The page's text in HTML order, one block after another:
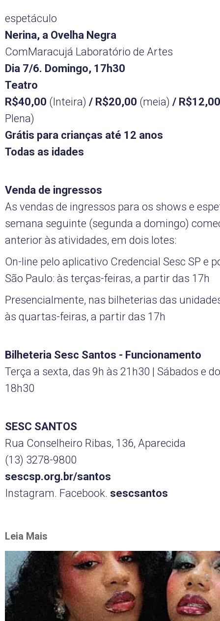
espetáculo
Nerina, a Ovelha Negra
ComMaracujá Laboratório de Artes
Dia 7/6. Domingo, 17h30
Teatro
R$40,00 (Inteira) / R$20,00 (meia) / R$12,00
Plena)
Grátis para crianças até 12 anos
Todas as idades
Venda de ingressos
As vendas de ingressos para os shows e
semana seguinte (segunda a domingo)
anterior às atividades, em dois lotes:
On-line pelo aplicativo Credencial Sesc SP e
São Paulo: às terças-feiras, a partir das 17h
Presencialmente, nas bilheterias das
às quartas-feiras, a partir das 17h
Bilheteria Sesc Santos - Funcionamento
Terça a sexta, das 9h às 21h30 | Sábados e
18h30
SESC SANTOS
Rua Conselheiro Ribas, 136, Aparecida
(13) 3278-9800
sescsp.org.br/santos
Instagram. Facebook. sescsantos
Leia Mais